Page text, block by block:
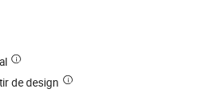
de design